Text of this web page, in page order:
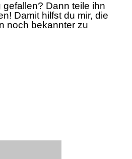
gefallen? Dann teile ihn
Damit hilfst du mir, die
noch bekannter zu